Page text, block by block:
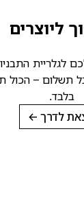
– הכול תוך
→